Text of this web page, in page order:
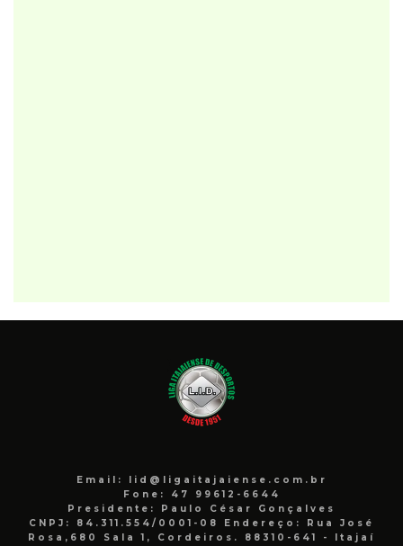
Email: lid@ligaitajaiense.com.br
Fone: 47 99612-6644
Presidente: Paulo César Gonçalves
CNPJ: 84.311.554/0001-08 Endereço: Rua José
Rosa,680 Sala 1, Cordeiros. 88310-641 - Itajaí